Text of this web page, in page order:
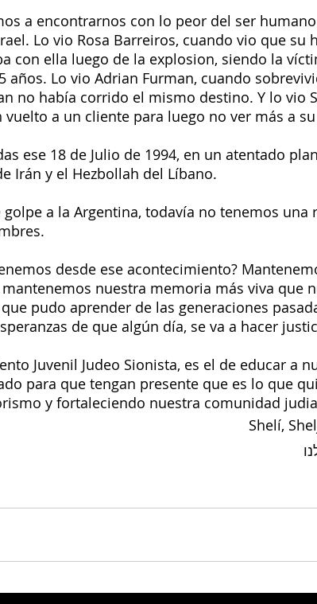
a encontrarnos con lo peor del ser
Lo vio Rosa Barreiros, cuando vio que su
con ella luego de la explosion, siendo la
años. Lo vio Adrian Furman, cuando
no había corrido el mismo destino. Y lo vio
a un cliente para luego no ver más a su
ese 18 de Julio de 1994, en un atentado
Irán y el Hezbollah del Líbano.
golpe a la Argentina, todavía no tenemos una
desde ese acontecimiento?
nuestra memoria más viva que
pudo aprender de las generaciones
de que algún día, se va a hacer
Juvenil Judeo Sionista, es el de educar a
para que tengan presente que es lo que
y fortaleciendo nuestra comunidad
Shelí,